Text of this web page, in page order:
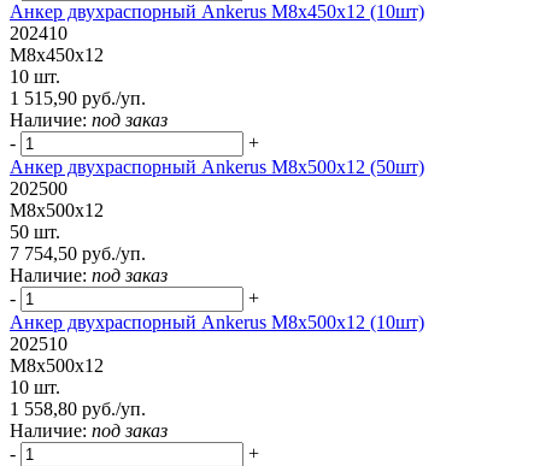
Анкер двухраспорный Ankerus М8х450х12 (10шт)
202410
М8х450х12
10 шт.
1 515,90 руб./уп.
Наличие: под заказ
-
+
Анкер двухраспорный Ankerus М8х500х12 (50шт)
202500
М8х500х12
50 шт.
7 754,50 руб./уп.
Наличие: под заказ
-
+
Анкер двухраспорный Ankerus М8х500х12 (10шт)
202510
М8х500х12
10 шт.
1 558,80 руб./уп.
Наличие: под заказ
-
+